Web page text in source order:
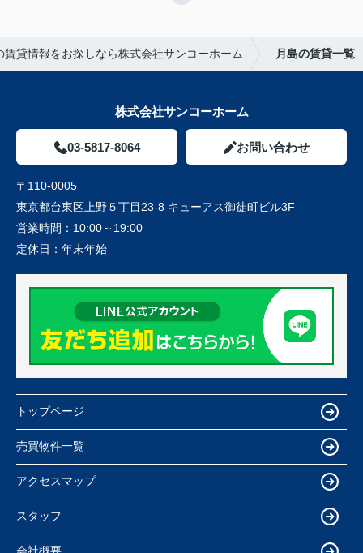
貸情報をお探しなら株式会社サンコーホーム 月島の賃貸一覧
株式会社サンコーホーム
03-5817-8064 お問い合わせ
〒110-0005
東京都台東区上野５丁目23-8 キューアス御徒町ビル3F
営業時間： 10:00～19:00
定休日： 年末年始
トップページ
売買物件一覧
アクセスマップ
スタッフ